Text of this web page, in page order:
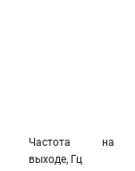
Частота на
выходе, Гц